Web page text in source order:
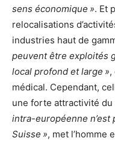
sens économique ». Et
relocalisations
industries haut de
peuvent être exploités
local profond et large »,
médical. Cependant,
une forte attractivité
intra-européenne n’est
Suisse », met l’homme